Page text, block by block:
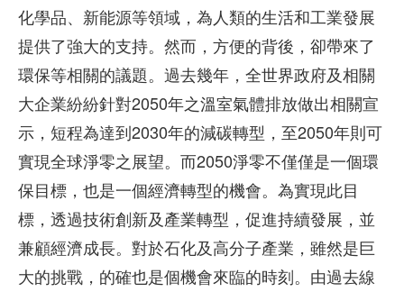
化學品、新能源等領域，為人類的生活和工業發展
提供了強大的支持。然而，方便的背後，卻帶來了
環保等相關的議題。過去幾年，全世界政府及相關
大企業紛紛針對2050年之溫室氣體排放做出相關宣
示，短程為達到2030年的減碳轉型，至2050年則可
實現全球淨零之展望。而2050淨零不僅僅是一個環
保目標，也是一個經濟轉型的機會。為實現此目
標，透過技術創新及產業轉型，促進持續發展，並
兼顧經濟成長。對於石化及高分子產業，雖然是巨
大的挑戰，的確也是個機會來臨的時刻。由過去線